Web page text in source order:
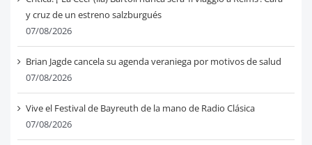
y cruz de un estreno salzburgués
07/08/2026
Brian Jagde cancela su agenda veraniega por motivos de salud
07/08/2026
Vive el Festival de Bayreuth de la mano de Radio Clásica
07/08/2026